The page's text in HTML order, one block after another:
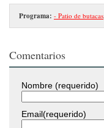
Programa: - Patio de butacas
Comentarios
Nombre (requerido)
Email(requerido)